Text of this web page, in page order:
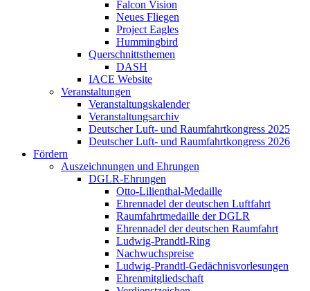
Falcon Vision
Neues Fliegen
Project Eagles
Hummingbird
Querschnittsthemen
DASH
IACE Website
Veranstaltungen
Veranstaltungskalender
Veranstaltungsarchiv
Deutscher Luft- und Raumfahrtkongress 2025
Deutscher Luft- und Raumfahrtkongress 2026
Fördern
Auszeichnungen und Ehrungen
DGLR-Ehrungen
Otto-Lilienthal-Medaille
Ehrennadel der deutschen Luftfahrt
Raumfahrtmedaille der DGLR
Ehrennadel der deutschen Raumfahrt
Ludwig-Prandtl-Ring
Nachwuchspreise
Ludwig-Prandtl-Gedächnisvorlesungen
Ehrenmitgliedschaft